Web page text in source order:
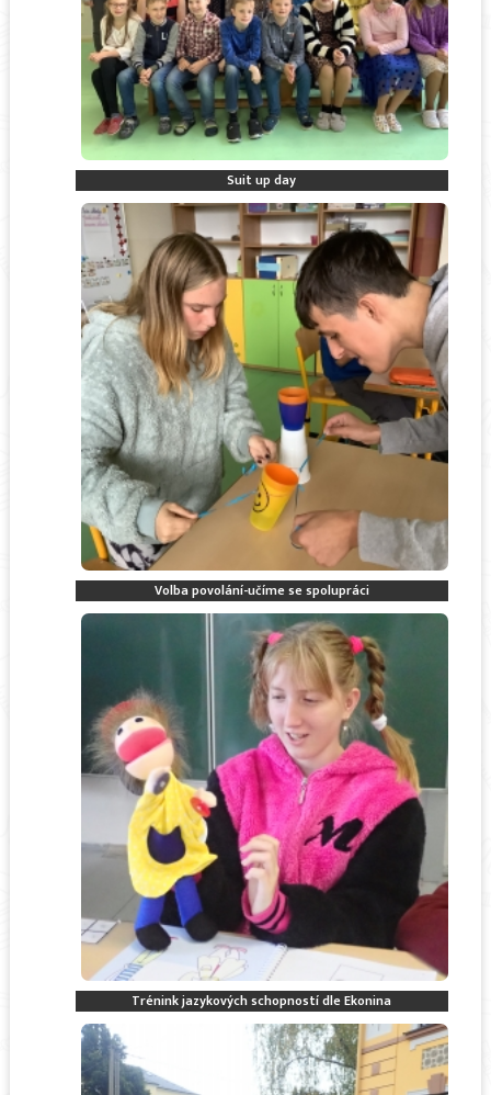
Suit up day
Volba povolání-učíme se spolupráci
Trénink jazykových schopností dle Ekonina